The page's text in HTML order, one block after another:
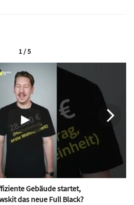
Gebäude startet,
das neue Full Black?
1 / 5